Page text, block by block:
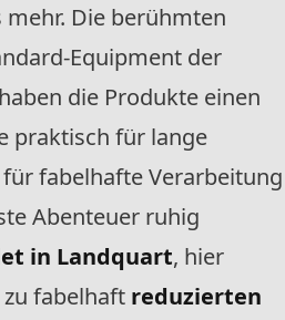
Die berühmten
Equipment der
die Produkte einen
praktisch für lange
fabelhafte Verarbeitung
Abenteuer ruhig
in Landquart, hier
fabelhaft reduzierten